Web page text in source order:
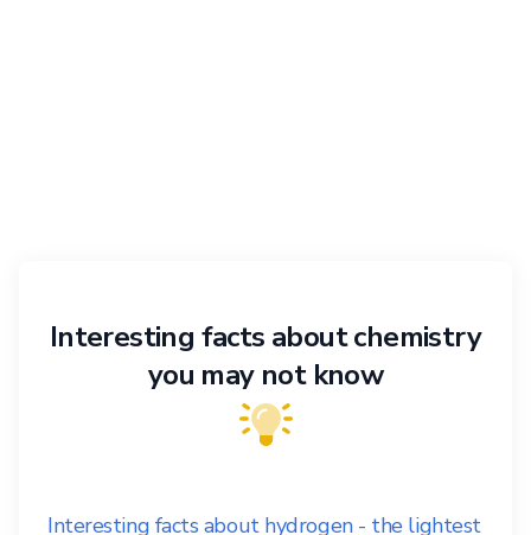
Interesting facts about chemistry
you may not know
Interesting facts about hydrogen - the lightest